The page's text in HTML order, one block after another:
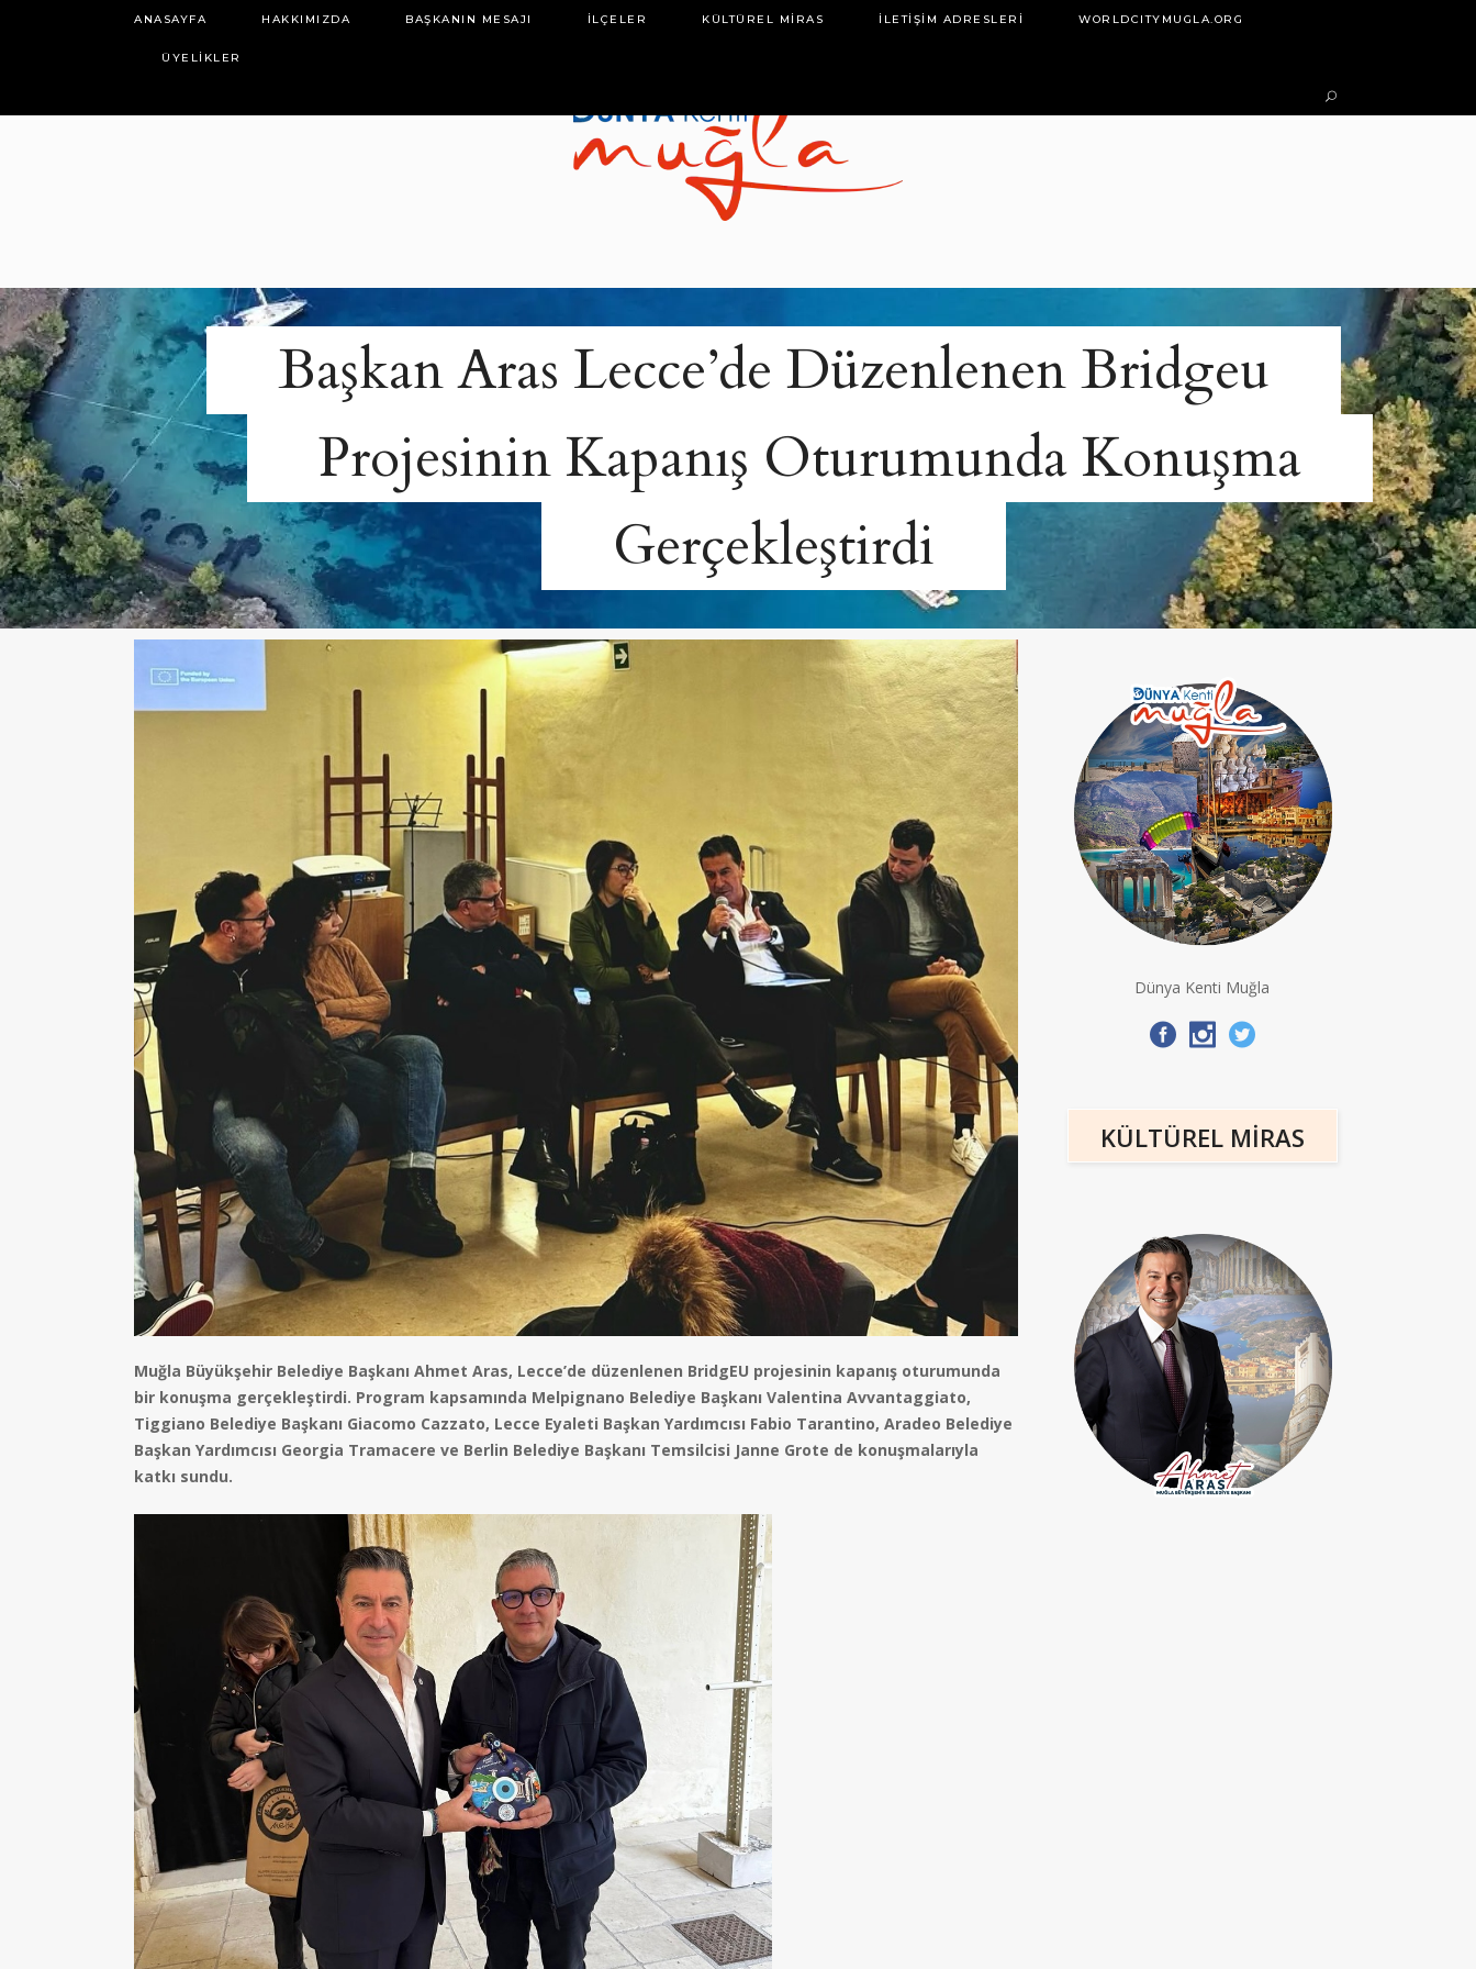
ANASAYFA HAKKIMIZDA BAŞKANIN MESAJI İLÇELER KÜLTÜREL MIRAS İLETIŞIM ADRESLERI WORLDCITYMUGLA.ORG
ÜYELIKLER
1
Başkan Aras Lecce’de Düzenlenen Bridgeu
Projesinin Kapanış Oturumunda Konuşma
Gerçekleştirdi
Muğla Büyükşehir Belediye Başkanı Ahmet Aras, Lecce’de düzenlenen BridgEU projesinin kapanış oturumunda
bir konuşma gerçekleştirdi. Program kapsamında Melpignano Belediye Başkanı Valentina Avvantaggiato,
Tiggiano Belediye Başkanı Giacomo Cazzato, Lecce Eyaleti Başkan Yardımcısı Fabio Tarantino, Aradeo Belediye
Başkan Yardımcısı Georgia Tramacere ve Berlin Belediye Başkanı Temsilcisi Janne Grote de konuşmalarıyla
katkı sundu.
Dünya Kenti Muğla
KÜLTÜREL MİRAS